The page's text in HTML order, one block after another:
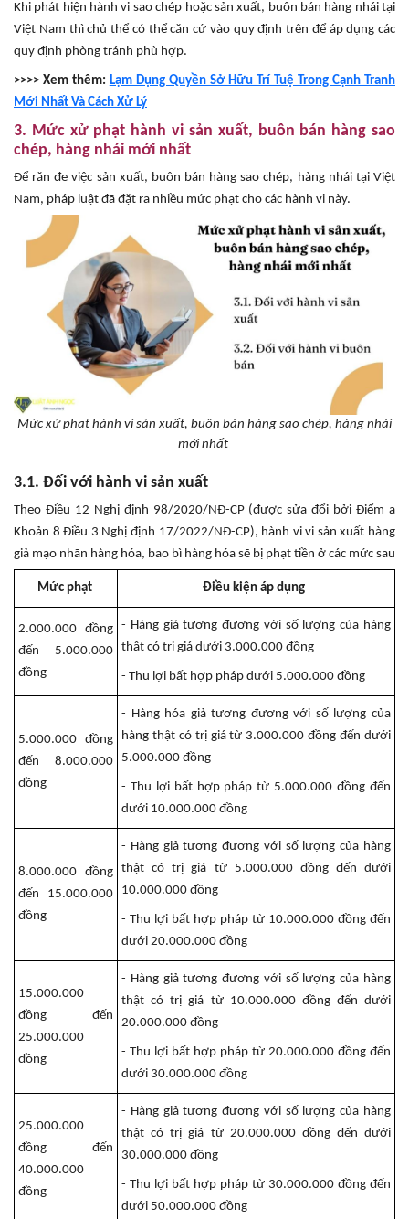
Khi phát hiện hành vi sao chép hoặc sản xuất, buôn bán hàng nhái tại
Việt Nam thì chủ thể có thể căn cứ vào quy định trên để áp dụng các
quy định phòng tránh phù hợp.
>>>> Xem thêm: Lạm Dụng Quyền Sở Hữu Trí Tuệ Trong Cạnh Tranh
Mới Nhất Và Cách Xử Lý
3. Mức xử phạt hành vi sản xuất, buôn bán hàng sao
chép, hàng nhái mới nhất
Để răn đe việc sản xuất, buôn bán hàng sao chép, hàng nhái tại Việt
Nam, pháp luật đã đặt ra nhiều mức phạt cho các hành vi này.
Mức xử phạt hành vi sản xuất, buôn bán hàng sao chép, hàng nhái
mới nhất
3.1. Đối với hành vi sản xuất
Theo Điều 12 Nghị định 98/2020/NĐ-CP (được sửa đổi bởi Điểm a
Khoản 8 Điều 3 Nghị định 17/2022/NĐ-CP), hành vi vi sản xuất hàng
giả mạo nhãn hàng hóa, bao bì hàng hóa sẽ bị phạt tiền ở các mức sau
Mức phạt Điều kiện áp dụng
2.000.000 đồng
đến 5.000.000
đồng
- Hàng giả tương đương với số lượng của hàng
thật có trị giá dưới 3.000.000 đồng
- Thu lợi bất hợp pháp dưới 5.000.000 đồng
5.000.000 đồng
đến 8.000.000
đồng
- Hàng hóa giả tương đương với số lượng của
hàng thật có trị giá từ 3.000.000 đồng đến dưới
5.000.000 đồng
- Thu lợi bất hợp pháp từ 5.000.000 đồng đến
dưới 10.000.000 đồng
8.000.000 đồng
đến 15.000.000
đồng
- Hàng giả tương đương với số lượng của hàng
thật có trị giá từ 5.000.000 đồng đến dưới
10.000.000 đồng
- Thu lợi bất hợp pháp từ 10.000.000 đồng đến
dưới 20.000.000 đồng
15.000.000
đồng đến
25.000.000
đồng
- Hàng giả tương đương với số lượng của hàng
thật có trị giá từ 10.000.000 đồng đến dưới
20.000.000 đồng
- Thu lợi bất hợp pháp từ 20.000.000 đồng đến
dưới 30.000.000 đồng
25.000.000
đồng đến
40.000.000
đồng
- Hàng giả tương đương với số lượng của hàng
thật có trị giá từ 20.000.000 đồng đến dưới
30.000.000 đồng
- Thu lợi bất hợp pháp từ 30.000.000 đồng đến
dưới 50.000.000 đồng